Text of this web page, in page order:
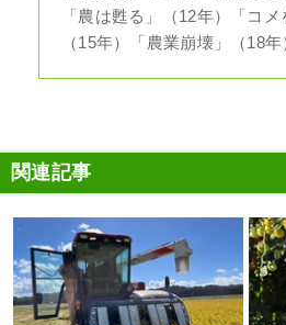
「農は甦る」（12年）「コメ
（15年）「農業崩壊」（18年
関連記事